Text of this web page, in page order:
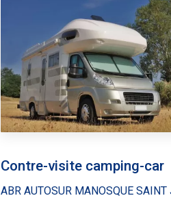
Contre-visite camping-car
ABR AUTOSUR MANOSQUE SAINT